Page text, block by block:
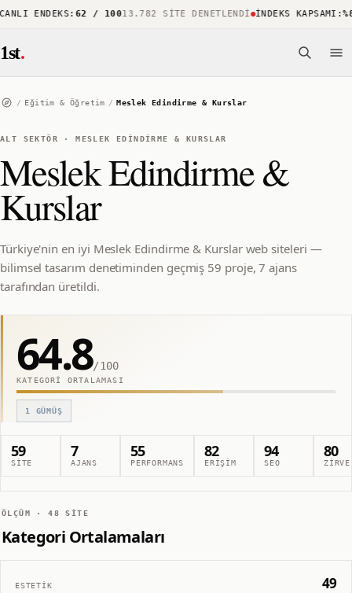
ENDEKS:62 / 10013.782 SITE DENETLENDI İNDEKS KAPSAMI:%88
1st.
/ Eğitim & Öğretim / Meslek Edindirme & Kurslar
ALT SEKTÖR ·MESLEK EDINDIRME & KURSLAR
Meslek Edindirme &
Kurslar
Türkiye'nin en iyi Meslek Edindirme & Kurslar web siteleri —
bilimsel tasarım denetiminden geçmiş 59 proje, 7 ajans
tarafından üretildi.
64.8/100
KATEGORI ORTALAMASI
1 GÜMÜŞ
59
SITE
7
AJANS
55
PERFORMANS
82
ERIŞIM
94
SEO
80
ZIRVE
ÖLÇÜM ·48 SITE
Kategori Ortalamaları
ESTETIK 49